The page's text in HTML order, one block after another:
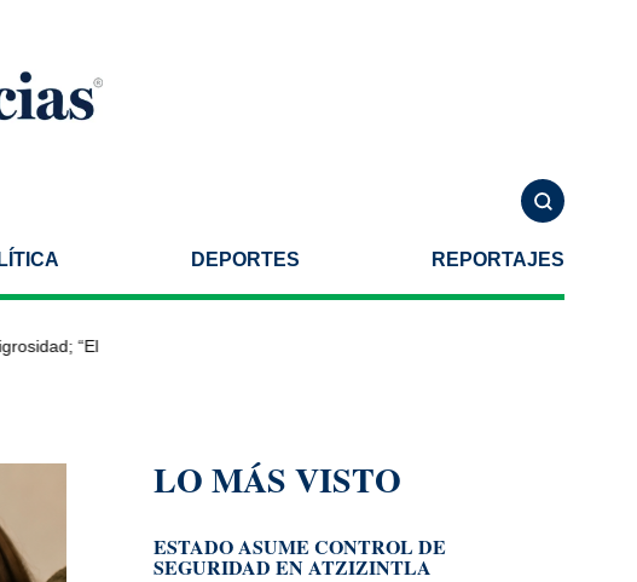
DEPORTES REPORTAJES
“El Bukanas”, entre los perfiles
LO MÁS VISTO
ESTADO ASUME CONTROL DE
SEGURIDAD EN ATZIZINTLA